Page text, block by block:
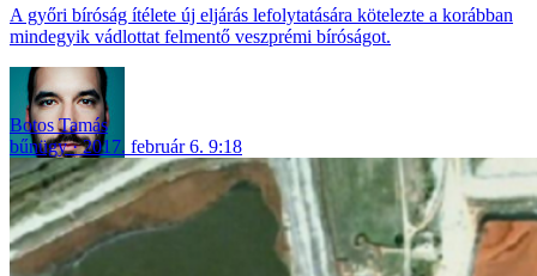
A győri bíróság ítélete új eljárás lefolytatására kötelezte a korábban
mindegyik vádlottat felmentő veszprémi bíróságot.
Botos Tamás
bűnügy
2017. február 6. 9:18